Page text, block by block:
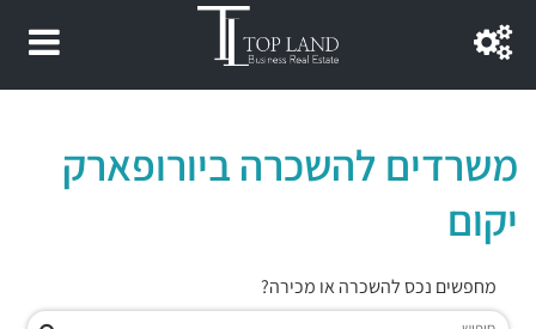
משרדים להשכרה ביורופארק
יקום
מחפשים נכס להשכרה או מכירה?